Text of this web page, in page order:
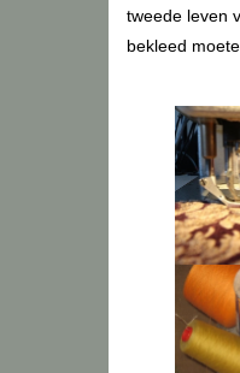
tweede leven
bekleed